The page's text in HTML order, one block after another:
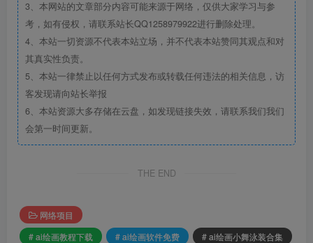
3、本网站的文章部分内容可能来源于网络，仅供大家学习与参
考，如有侵权，请联系站长QQ1258979922进行删除处理。
4、本站一切资源不代表本站立场，并不代表本站赞同其观点和对
其真实性负责。
5、本站一律禁止以任何方式发布或转载任何违法的相关信息，访
客发现请向站长举报
6、本站资源大多存储在云盘，如发现链接失效，请联系我们我们
会第一时间更新。
THE END
网络项目
# ai绘画教程下载
# ai绘画软件免费
# ai绘画小舞泳装合集